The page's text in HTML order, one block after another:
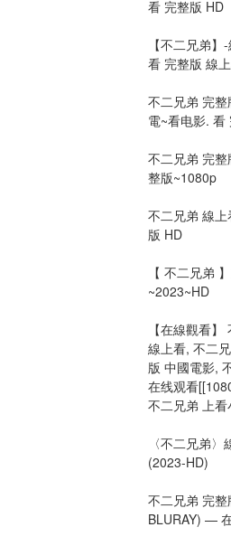
看 完整版 HD
【不二兄弟
看 完整版 線
不二兄弟 完
電~看电影. 看
不二兄弟 完
整版~1080p
不二兄弟 線
版 HD
【 不二兄弟
~2023~HD
【在線觀看
線上看, 不二
版 中國電影,
在线观看
不二兄弟 上
〈不二兄弟
(2023-HD)
不二兄弟 完
BLURAY) —